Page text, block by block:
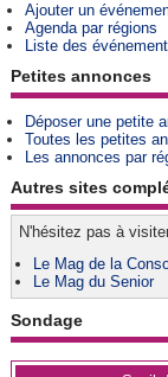
Ajouter un
Agenda par régions
Liste des
Petites annonces
Déposer une petite
Toutes les petites
Les annonces par
Autres sites
N'hésitez pas à
Le Mag de la
Le Mag du Senior
Sondage